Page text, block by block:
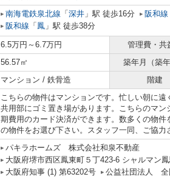
南海電鉄泉北線 「 深井 」駅 徒歩16分 阪和線
阪和線 「 鳳 」駅 徒歩38分
6.5万円～6.7万円 管理費・共
56.57㎡ 築年月（築年
マンション / 鉄骨造 階建
こちらの物件はマンションです。忙しい朝に遠
共用部にゴミ置き場があります。こちらのマ
期費用のカード決済ができます。数多くの物
の物件をお選び下さい。スタッフ一同、ご協力
パキラホームズ 株式会社和泉不動産
大阪府堺市西区鳳東町５丁423-6 シャルマン
大阪府知事 (1) 第63202号
公益社団法人 全